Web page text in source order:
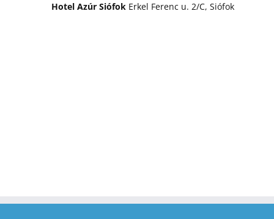
Hotel Azúr Siófok Erkel Ferenc u. 2/C, Siófok